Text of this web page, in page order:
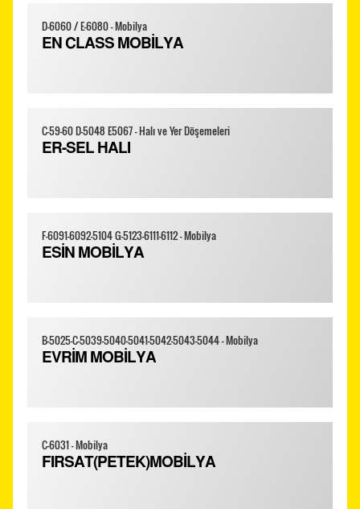
D-6060 / E-6080 - Mobilya
EN CLASS MOBİLYA
C-59-60 D-5048 E5067 - Halı ve Yer Döşemeleri
ER-SEL HALI
F-6091-6092-5104 G-5123-6111-6112 - Mobilya
ESİN MOBİLYA
B-5025-C-5039-5040-5041-5042-5043-5044 - Mobilya
EVRİM MOBİLYA
C-6031 - Mobilya
FIRSAT(PETEK)MOBİLYA